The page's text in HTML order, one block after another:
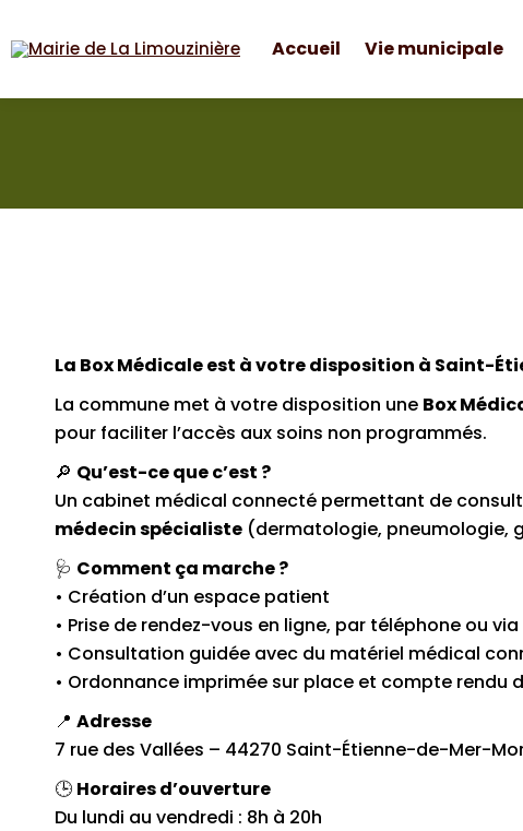
Mairie de La Limouzinière Accueil Vie municipale
La Box Médicale est à votre disposition à Saint-
La commune met à votre disposition une Box
pour faciliter l’accès aux soins non programmés.
🔎 Qu’est-ce que c’est ?
Un cabinet médical connecté permettant de
médecin spécialiste (dermatologie, pneumologie,
🩺 Comment ça marche ?
• Création d’un espace patient
• Prise de rendez-vous en ligne, par téléphone ou via
• Consultation guidée avec du matériel médical
• Ordonnance imprimée sur place et compte rendu
📍 Adresse
7 rue des Vallées – 44270 Saint-Étienne-de-Mer-
🕒 Horaires d’ouverture
Du lundi au vendredi : 8h à 20h
Accueil Vie municipale